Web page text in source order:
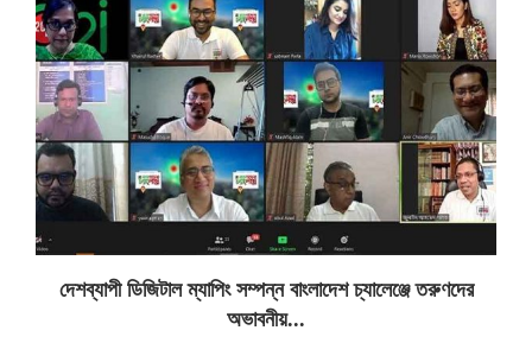
দেশব্যাপী ডিজিটাল ম্যাপিং সম্পন্ন বাংলাদেশ চ্যালেঞ্জে তরুণদের
অভাবনীয়...